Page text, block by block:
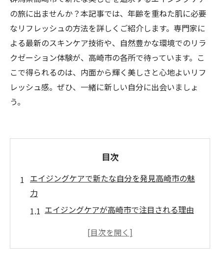
の旅に出ませんか？本記事では、年齢を重ねた肌に必要
なリフレッシュの方法を詳しくご紹介します。専門家に
よる最新のスキンケア技術や、自然豊かな環境でのリラ
クゼーション体験が、高崎市の各所で待っています。こ
こで得られるのは、内面から輝く美しさと心地よいリフ
レッシュ感。ぜひ、一緒に新しい自分に出会いましょ
う。
目次
エイジングケアで新たな自分を発見高崎市の魅
力
エイジングケアが高崎市で注目される理由
自然と調和したエイジングケアの魅力